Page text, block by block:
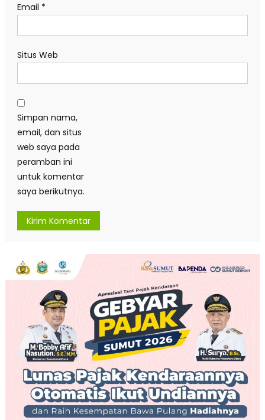
Email *
Situs Web
Simpan nama,
email, dan situs
web saya pada
peramban ini
untuk komentar
saya berikutnya.